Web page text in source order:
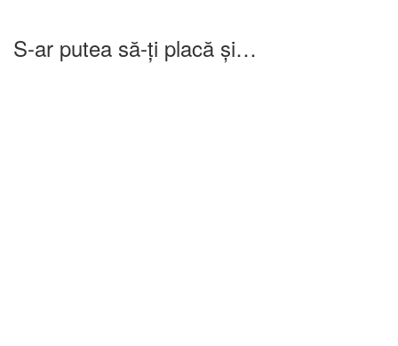
S-ar putea să-ți placă și…